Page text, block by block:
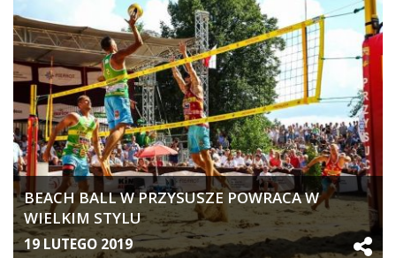
BEACH BALL W PRZYSUSZE POWRACA W
WIELKIM STYLU
19 LUTEGO 2019